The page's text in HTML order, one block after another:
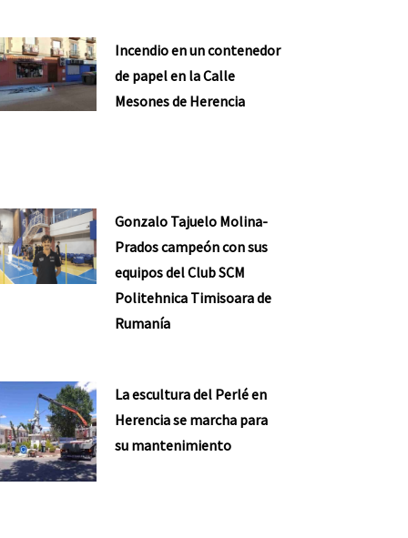
Incendio en un contenedor
de papel en la Calle
Mesones de Herencia
Gonzalo Tajuelo Molina-
Prados campeón con sus
equipos del Club SCM
Politehnica Timisoara de
Rumanía
La escultura del Perlé en
Herencia se marcha para
su mantenimiento